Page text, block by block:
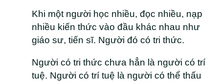
Khi một người học nhiều, đọc nhiều, nạp
nhiều kiến thức vào đầu khác nhau như
giáo sư, tiến sĩ. Người đó có tri thức.
Người có tri thức chưa hẳn là người có trí
tuệ. Người có trí tuệ là người có thể thấu